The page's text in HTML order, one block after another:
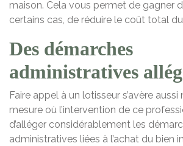
maison. Cela vous permet de gagner
certains cas, de réduire le coût total
Des démarches
administratives
Faire appel à un lotisseur s’avère
mesure où l’intervention de ce
d’alléger considérablement les
administratives liées à l’achat du bien